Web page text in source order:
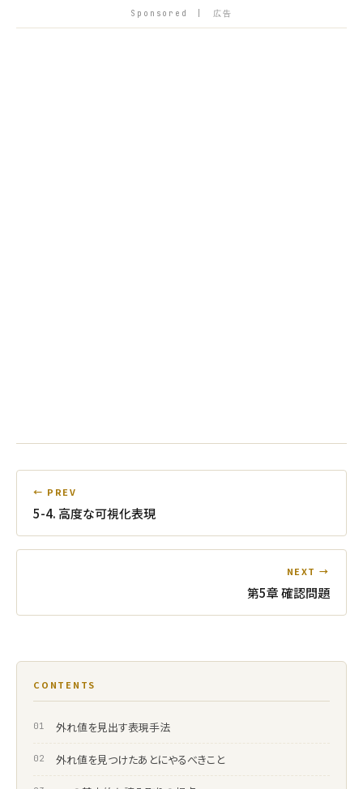
← PREV
5-4. 高度な可視化表現
NEXT →
第5章 確認問題
CONTENTS
外れ値を見出す表現手法
外れ値を見つけたあとにやるべきこと